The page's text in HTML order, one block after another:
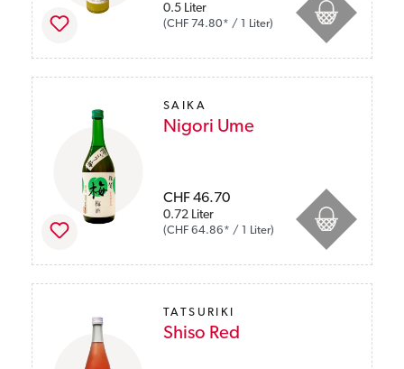
0.5 Liter
(CHF 74.80* / 1 Liter)
SAIKA
Nigori Ume
0.72 Liter
(CHF 64.86* / 1 Liter)
CHF 46.70
Preise inkl. MwSt. zzgl. Versandkosten
TATSURIKI
Shiso Red